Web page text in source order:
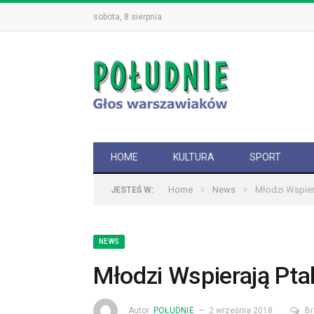
sobota, 8 sierpnia
HOME KULTURA SPORT
JESTEŚ W: Home » News » Młodzi
NEWS
Młodzi Wspierają
Autor POŁUDNIE 2 września 2018